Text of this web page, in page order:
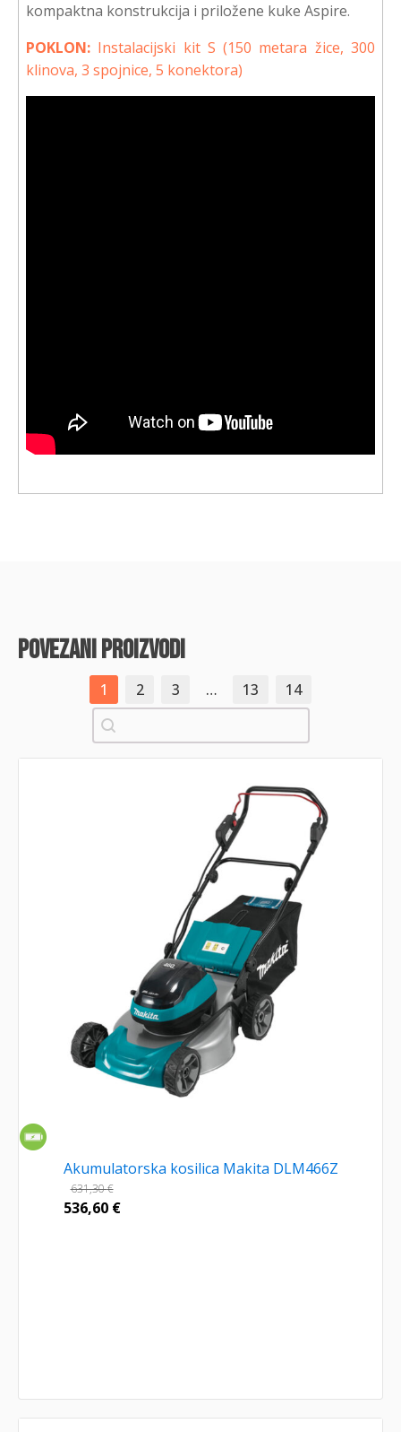
kompaktna konstrukcija i priložene kuke Aspire.
POKLON: Instalacijski kit S (150 metara žice, 300
klinova, 3 spojnice, 5 konektora)
povezani proizvodi
1 2 3 … 13
14
Pretraži
Akumulatorska kosilica Makita DLM466Z
631,30€
536,60 €